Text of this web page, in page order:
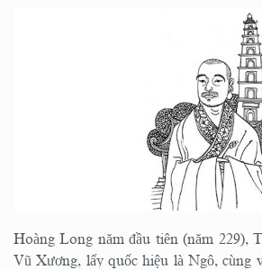
Hoàng Long năm đầu tiên (năm 229),
Vũ Xương, lấy quốc hiệu là Ngô, cùng